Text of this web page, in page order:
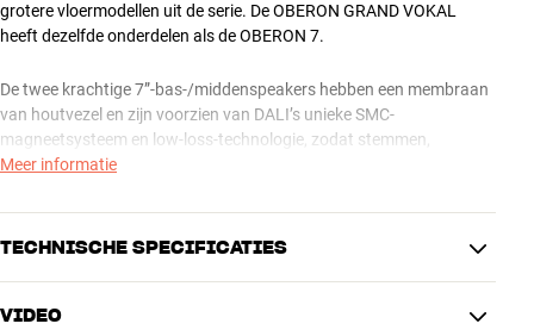
grotere vloermodellen uit de serie. De OBERON GRAND VOKAL
heeft dezelfde onderdelen als de OBERON 7.
De twee krachtige 7”-bas-/middenspeakers hebben een membraan
van houtvezel en zijn voorzien van DALI’s unieke SMC-
magneetsysteem en low-loss-technologie, zodat stemmen,
instrumenten en filmeffecten bij ieder volume glashelder worden
gedetailleerd geluid.
VOOR EEN BUDGETPRIJS
Meer informatie
TECHNISCHE SPECIFICATIES
VIDEO